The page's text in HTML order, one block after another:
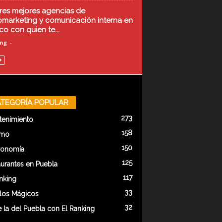
mejores agencias de
y comunicación interna en
con quien te...
-
POPULAR
273
158
150
en Puebla 125
117
Mágicos 33
la del Puebla con El Ranking 32